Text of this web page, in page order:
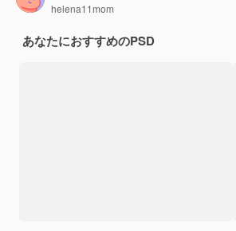
helena11mom
あなたにおすすめのPSD